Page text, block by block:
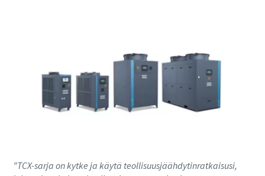
Lue, miten voit luoda tehokkaamman pneumaattisen
siirtoprosessin.
Lue lisää
”TCX-sarja on kytke ja käytä teollisuusjäähdytinratkaisusi,